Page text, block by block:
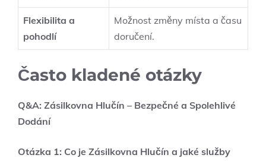
Flexibilita a
pohodlí
Možnost změny místa a času
doručení.
Často kladené otázky
Q&A: Zásilkovna Hlučín – Bezpečné a Spolehlivé
Dodání
Otázka 1: Co je Zásilkovna Hlučín a jaké služby